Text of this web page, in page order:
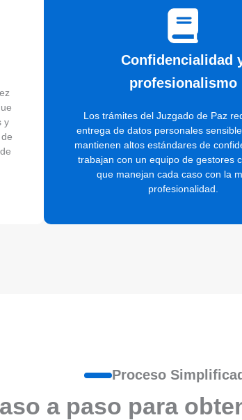
y
Confidencialidad
profesionalismo
Los trámites del Juzgado de Paz
entrega de datos personales
mantienen altos estándares de
trabajan con un equipo de gestores
que manejan cada caso con la
profesionalidad.
Proceso
a paso para